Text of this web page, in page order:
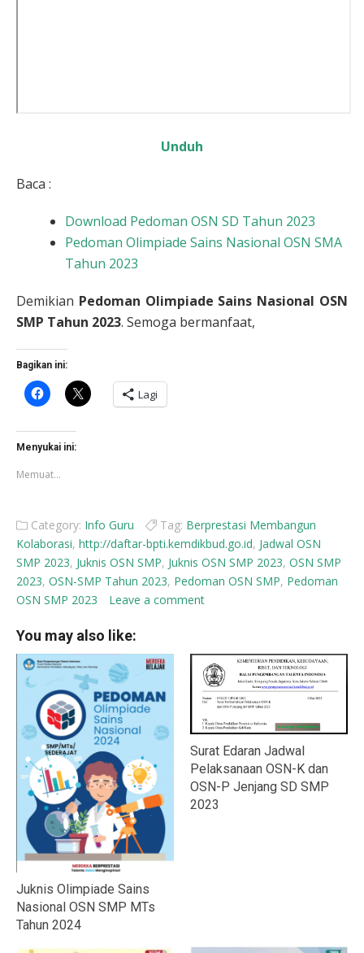
Unduh
Baca :
Download Pedoman OSN SD Tahun 2023
Pedoman Olimpiade Sains Nasional OSN SMA
Tahun 2023
Demikian Pedoman Olimpiade Sains Nasional OSN
SMP Tahun 2023. Semoga bermanfaat,
Bagikan ini:
Klik
untuk
Facebook(Membuka
di
jendela
baru)
Klik
untuk Lagi
Menyukai ini:
Memuat...
Category: Info Guru Tag: Berprestasi Membangun
Kolaborasi, http://daftar-bpti.kemdikbud.go.id, Jadwal OSN
SMP 2023, Juknis OSN SMP, Juknis OSN SMP 2023, OSN SMP
2023, OSN-SMP Tahun 2023, Pedoman OSN SMP, Pedoman
OSN SMP 2023
Leave a comment
You may also like:
Juknis Olimpiade Sains
Nasional OSN SMP MTs
Tahun 2024
Surat Edaran Jadwal
Pelaksanaan OSN-K dan
OSN-P Jenjang SD SMP
2023